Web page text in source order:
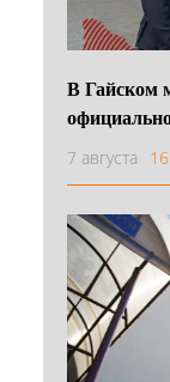
В Гайском
7 августа